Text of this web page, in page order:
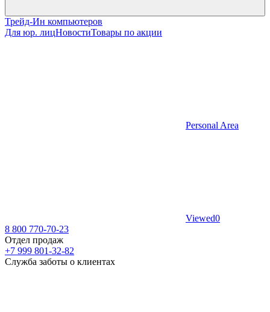
Трейд-Ин компьютеров
Для юр. лицНовостиТовары по акции
Personal Area
Viewed0
8 800 770-70-23
Отдел продаж
+7 999 801-32-82
Служба заботы о клиентах